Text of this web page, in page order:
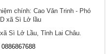
chính: Cao Văn Trinh - Phó
xã Sì Lở lầu
Sì Lở Lầu, Tỉnh Lai Châu.
0886867688